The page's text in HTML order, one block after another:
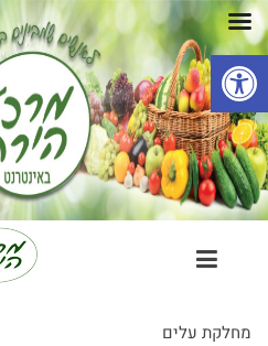
פתח סרגל נגישות
מחלקת עלים